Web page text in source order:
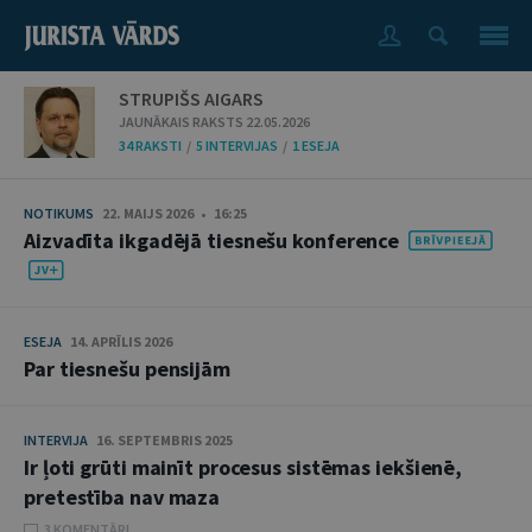
STRUPIŠS AIGARS
JAUNĀKAIS RAKSTS 22.05.2026
34 RAKSTI / 5 INTERVIJAS / 1 ESEJA
NOTIKUMS 22. MAIJS 2026 • 16:25
Aizvadīta ikgadējā tiesnešu konference
ESEJA 14. APRĪLIS 2026
Par tiesnešu pensijām
INTERVIJA 16. SEPTEMBRIS 2025
Ir ļoti grūti mainīt procesus sistēmas iekšienē,
pretestība nav maza